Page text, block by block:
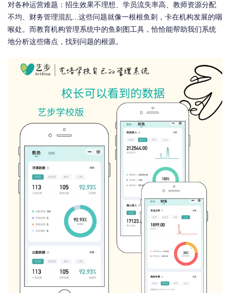
对各种运营难题：招生效果不理想、学员流失率高、教师资源分配
不均、财务管理混乱...这些问题就像一根根鱼刺，卡在机构发展的咽
喉处。而教育机构管理系统中的鱼刺图工具，恰恰能帮助我们系统
地分析这些痛点，找到问题的根源。